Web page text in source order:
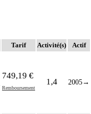
Tarif Activité(s) Actif
749,19 €
Remboursement
1,4 2005→